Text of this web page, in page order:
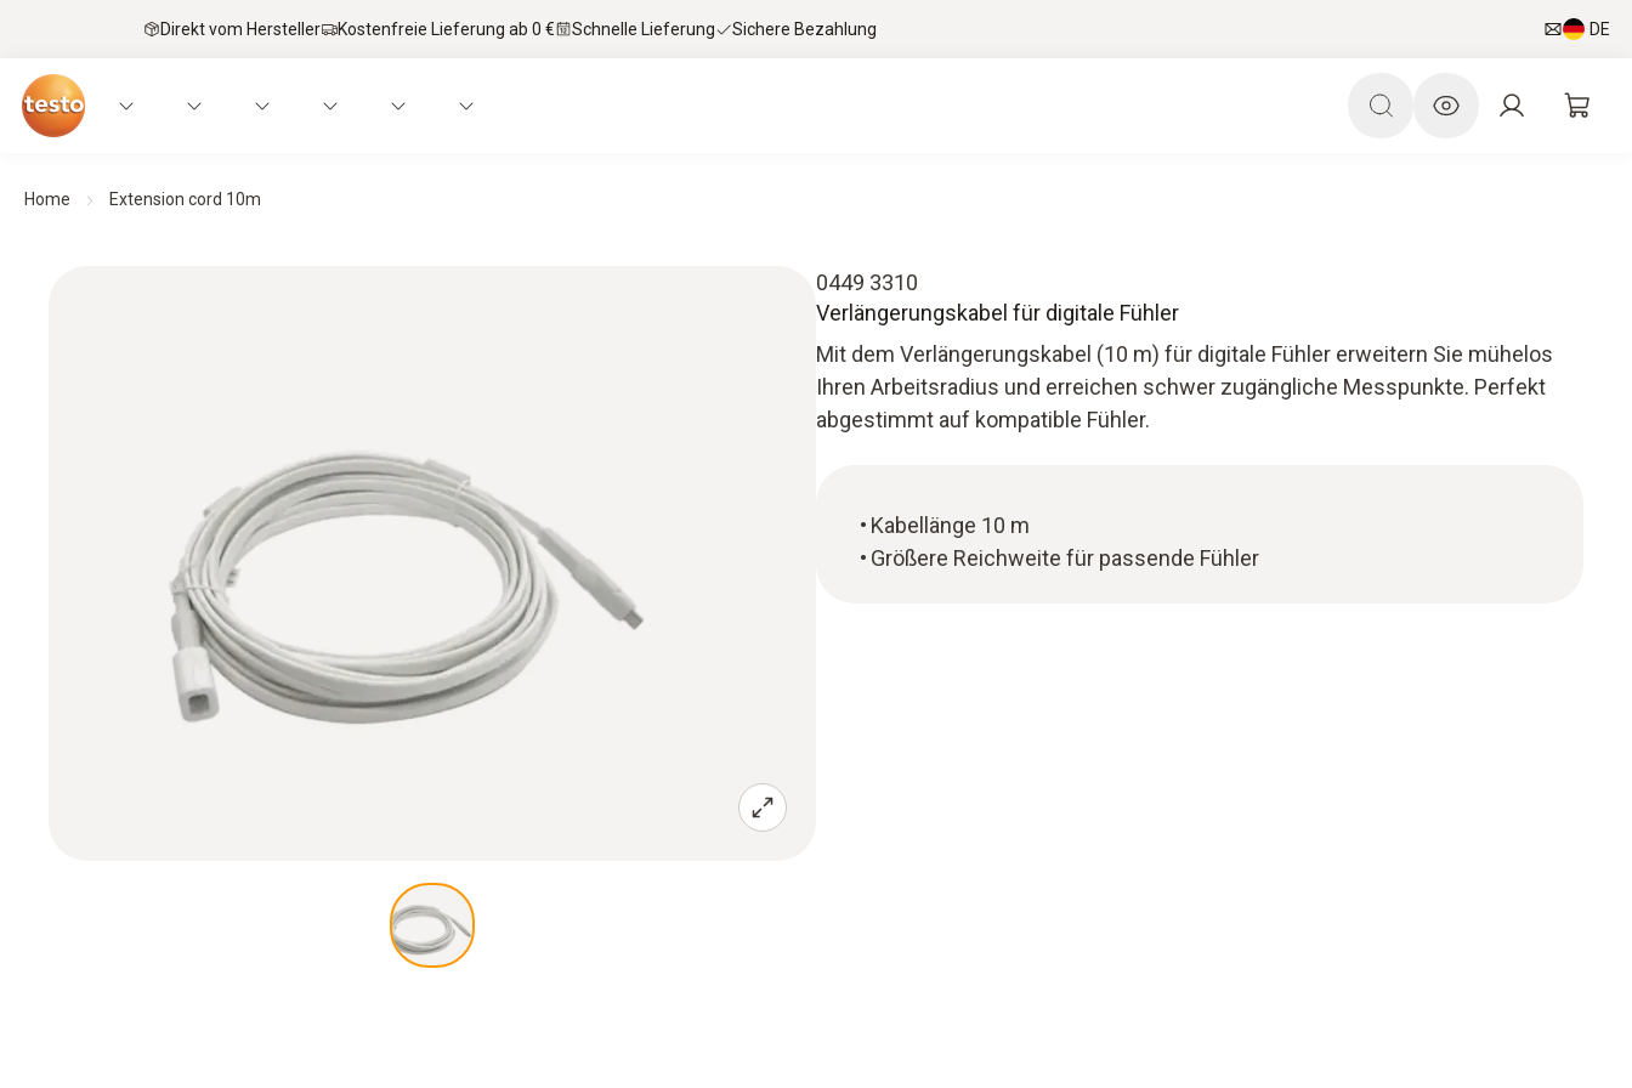
Direkt vom Hersteller Kostenfreie Lieferung ab 0 € Schnelle Lieferung Sichere Bezahlung DE
Home Extension cord 10m
0449 3310
Verlängerungskabel für digitale Fühler
Mit dem Verlängerungskabel (10 m) für digitale Fühler erweitern Sie mühelos
Ihren Arbeitsradius und erreichen schwer zugängliche Messpunkte. Perfekt
abgestimmt auf kompatible Fühler.
Kabellänge 10 m
Größere Reichweite für passende Fühler